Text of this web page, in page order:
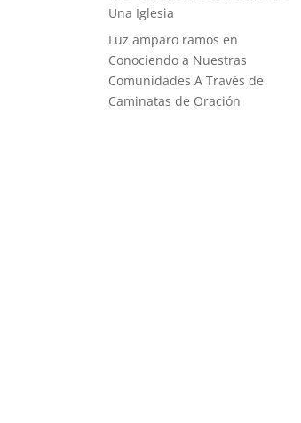
Una Iglesia
Luz amparo ramos en
Conociendo a Nuestras
Comunidades A Través de
Caminatas de Oración